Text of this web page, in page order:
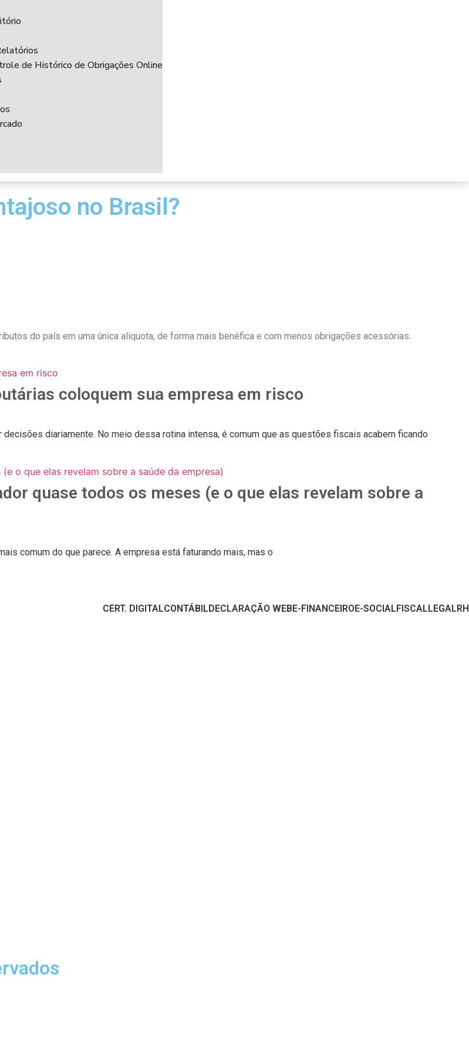
de Histórico de Obrigações Online
no Brasil?
do país em uma única alíquota, de forma mais benéfica e com menos obrigações acessórias.
coloquem sua empresa em risco
diariamente. No meio dessa rotina intensa, é comum que as questões fiscais acabem ficando
quase todos os meses (e o que elas revelam sobre a
comum do que parece. A empresa está faturando mais, mas o
CERT. DIGITALCONTÁBILDECLARAÇÃO WEBE-FINANCEIROE-SOCIALFISCALLEGALRH